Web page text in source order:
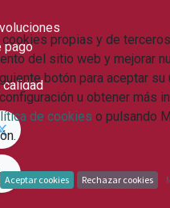
pago
propias y de
del sitio web y mejorar
botón para aceptar su
u obtener más
de cookies o pulsando
Aceptar cookies Rechazar cookies